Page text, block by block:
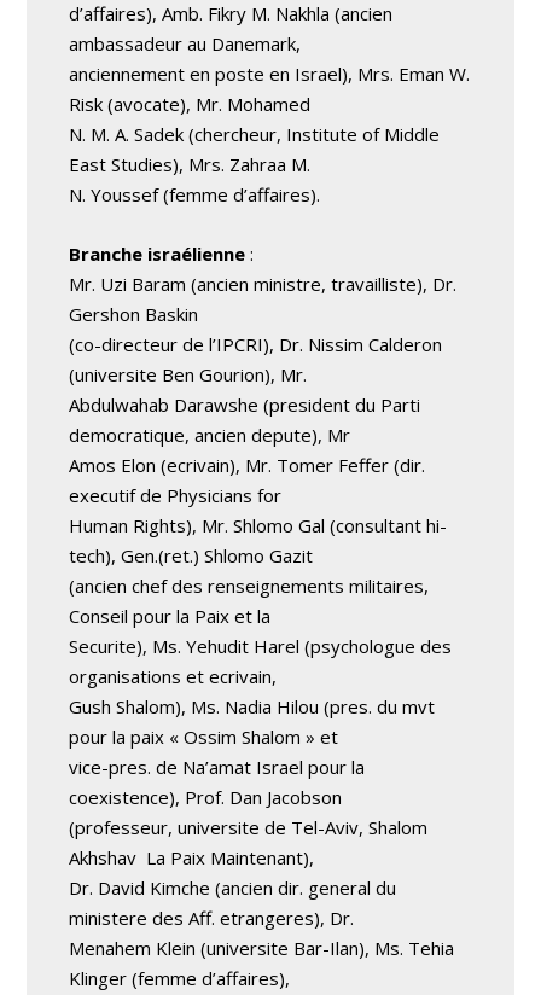
d’affaires), Amb. Fikry M. Nakhla (ancien
ambassadeur au Danemark,
anciennement en poste en Israel), Mrs. Eman W.
Risk (avocate), Mr. Mohamed
N. M. A. Sadek (chercheur, Institute of Middle
East Studies), Mrs. Zahraa M.
N. Youssef (femme d’affaires).
Branche israélienne :
Mr. Uzi Baram (ancien ministre, travailliste), Dr.
Gershon Baskin
(co-directeur de l’IPCRI), Dr. Nissim Calderon
(universite Ben Gourion), Mr.
Abdulwahab Darawshe (president du Parti
democratique, ancien depute), Mr
Amos Elon (ecrivain), Mr. Tomer Feffer (dir.
executif de Physicians for
Human Rights), Mr. Shlomo Gal (consultant hi-
tech), Gen.(ret.) Shlomo Gazit
(ancien chef des renseignements militaires,
Conseil pour la Paix et la
Securite), Ms. Yehudit Harel (psychologue des
organisations et ecrivain,
Gush Shalom), Ms. Nadia Hilou (pres. du mvt
pour la paix « Ossim Shalom » et
vice-pres. de Na’amat Israel pour la
coexistence), Prof. Dan Jacobson
(professeur, universite de Tel-Aviv, Shalom
Akhshav ­ La Paix Maintenant),
Dr. David Kimche (ancien dir. general du
ministere des Aff. etrangeres), Dr.
Menahem Klein (universite Bar-Ilan), Ms. Tehia
Klinger (femme d’affaires),